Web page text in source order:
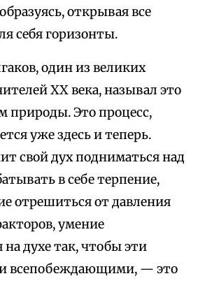
открывая все
себя горизонты.
один из великих
XX века, называл это
природы. Это процесс,
уже здесь и теперь.
свой дух подниматься над
в себе терпение,
отрешиться от давления
умение
на духе так, чтобы эти
всепобеждающими, — это